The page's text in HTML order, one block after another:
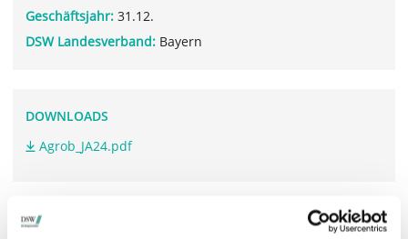
Geschäftsjahr: 31.12.
DSW Landesverband: Bayern
DOWNLOADS
Agrob_JA24.pdf
WEITERFÜHRENDE LINKS